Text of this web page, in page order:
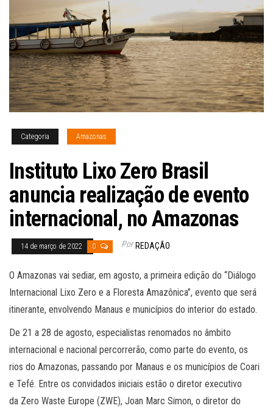
Categoria Amazonas
Instituto Lixo Zero Brasil
anuncia realização de evento
internacional, no Amazonas
14 de março de 2022 0 Por REDAÇÃO
O Amazonas vai sediar, em agosto, a primeira edição do “Diálogo
Internacional Lixo Zero e a Floresta Amazônica”, evento que será
itinerante, envolvendo Manaus e municípios do interior do estado.
De 21 a 28 de agosto, especialistas renomados no âmbito
internacional e nacional percorrerão, como parte do evento, os
rios do Amazonas, passando por Manaus e os municípios de Coari
e Tefé. Entre os convidados iniciais estão o diretor executivo
da Zero Waste Europe (ZWE), Joan Marc Simon, o diretor do